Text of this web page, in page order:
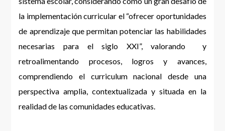
la implementación curricular el “ofrecer oportunidades
de aprendizaje que permitan potenciar las habilidades
necesarias para el siglo XXI”, valorando y
retroalimentando procesos, logros y avances,
comprendiendo el curriculum nacional desde una
perspectiva amplia, contextualizada y situada en la
realidad de las comunidades educativas.